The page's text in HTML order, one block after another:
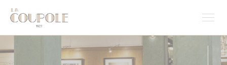
Cookie管理面板